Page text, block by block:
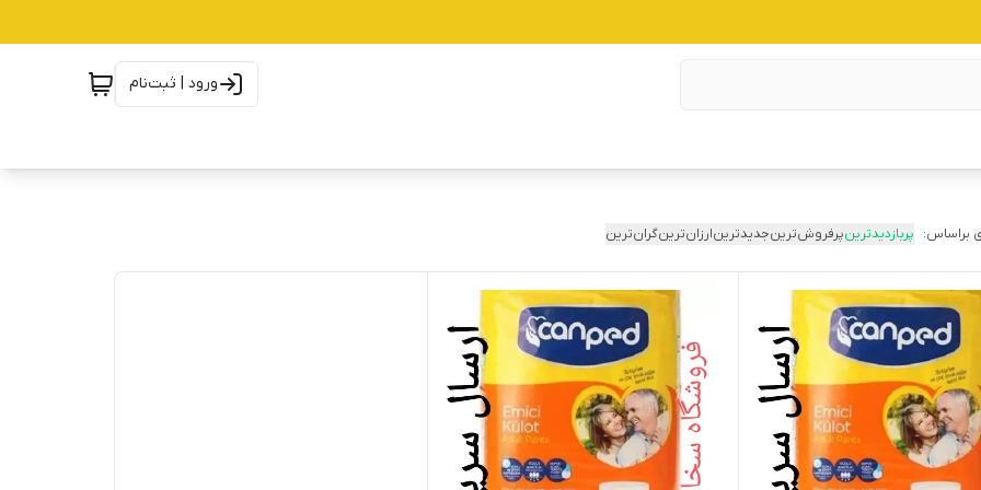
ورود | ثبت‌نام
براساس: پربازدیدترینپرفروش‌ترینجدیدترینارزان‌ترینگران‌ترین